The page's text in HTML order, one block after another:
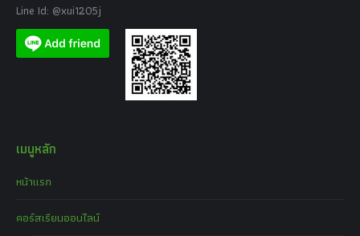
Line Id: @xui1205j
เมนูหลัก
หน้าแรก
คอร์สเรียนออนไลน์